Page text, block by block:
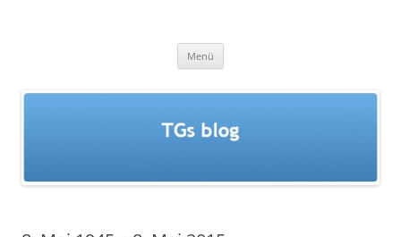
Menü